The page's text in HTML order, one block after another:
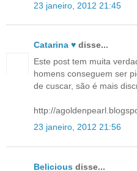
23 janeiro, 2012 21:45
Catarina ♥ disse...
Este post tem muita
homens conseguem ser
de cuscar, são é mais
http://
23 janeiro, 2012 21:56
Belicious disse...